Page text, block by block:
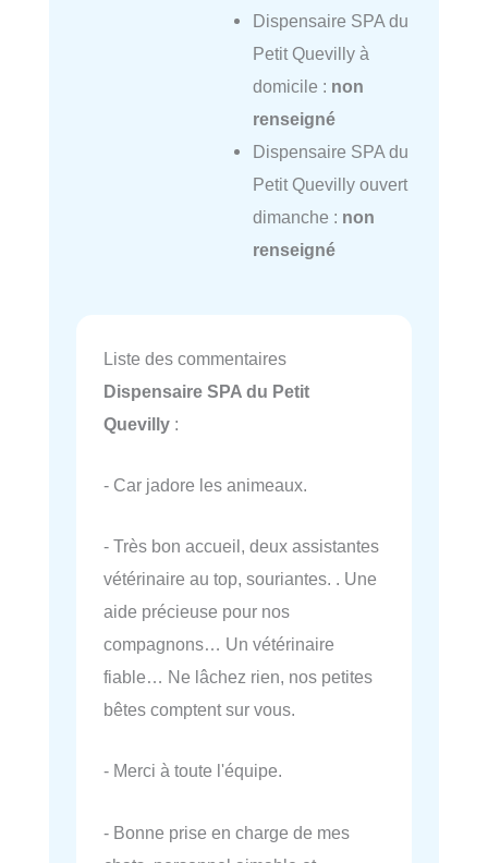
Dispensaire SPA du
Petit Quevilly à
domicile : non
renseigné
Dispensaire SPA du
Petit Quevilly ouvert
dimanche : non
renseigné
Liste des commentaires
Dispensaire SPA du Petit
Quevilly :
- Car jadore les animeaux.
- Très bon accueil, deux assistantes
vétérinaire au top, souriantes. . Une
aide précieuse pour nos
compagnons… Un vétérinaire
fiable… Ne lâchez rien, nos petites
bêtes comptent sur vous.
- Merci à toute l'équipe.
- Bonne prise en charge de mes